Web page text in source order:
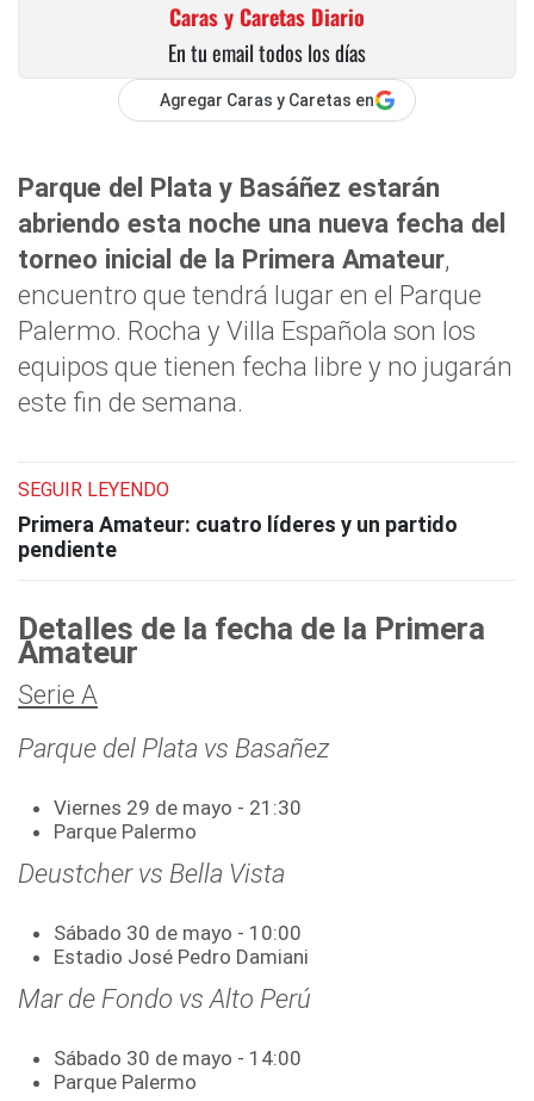
Caras y Caretas Diario
En tu email todos los días
Agregar Caras y Caretas en
Parque del Plata y Basáñez estarán
abriendo esta noche una nueva fecha del
torneo inicial de la Primera Amateur,
encuentro que tendrá lugar en el Parque
Palermo. Rocha y Villa Española son los
equipos que tienen fecha libre y no jugarán
este fin de semana.
SEGUIR LEYENDO
Primera Amateur: cuatro líderes y un partido
pendiente
Detalles de la fecha de la Primera
Amateur
Serie A
Parque del Plata vs Basañez
Viernes 29 de mayo - 21:30
Parque Palermo
Deustcher vs Bella Vista
Sábado 30 de mayo - 10:00
Estadio José Pedro Damiani
Mar de Fondo vs Alto Perú
Sábado 30 de mayo - 14:00
Parque Palermo